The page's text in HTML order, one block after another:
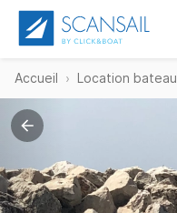
Accueil Location bateau